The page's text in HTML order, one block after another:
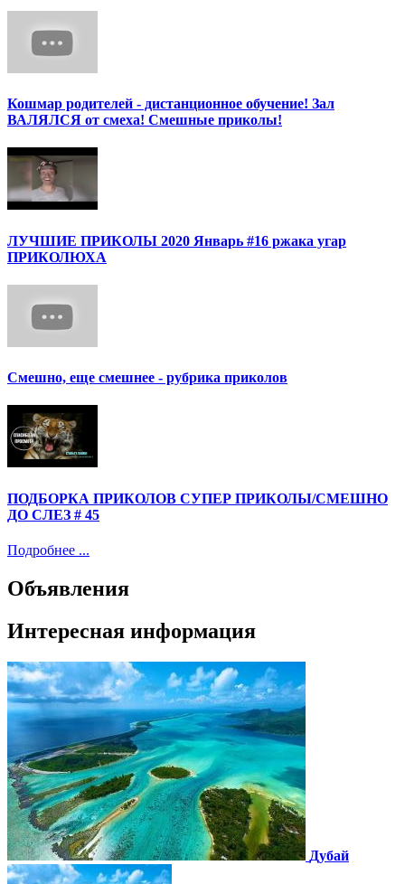
Кошмар родителей - дистанционное обучение! Зал
ВАЛЯЛСЯ от смеха! Смешные приколы!
ЛУЧШИЕ ПРИКОЛЫ 2020 Январь #16 ржака угар
ПРИКОЛЮХА
Смешно, еще смешнее - рубрика приколов
ПОДБОРКА ПРИКОЛОВ СУПЕР ПРИКОЛЫ/СМЕШНО
ДО СЛЕЗ # 45
Подробнее ...
Объявления
Интересная информация
Дубай